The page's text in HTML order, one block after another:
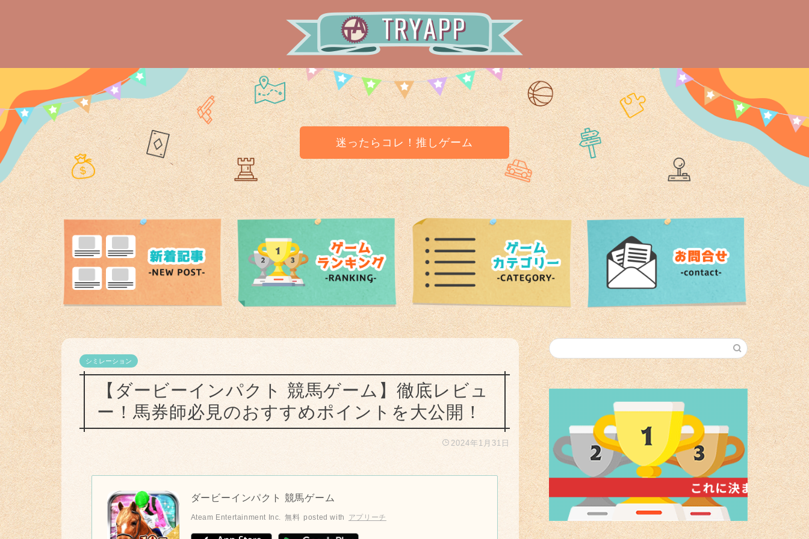
迷ったらコレ！推しゲーム
シミレーション
【ダービーインパクト 競馬ゲーム】徹底レビュ
ー！馬券師必見のおすすめポイントを大公開！
2024年1月31日
ダービーインパクト 競馬ゲーム
Ateam Entertainment Inc. 無料 posted with アプリーチ